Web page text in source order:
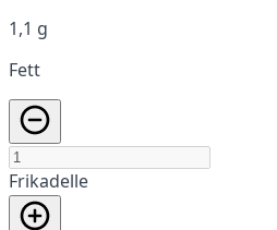
1,1 g
Fett
Frikadelle